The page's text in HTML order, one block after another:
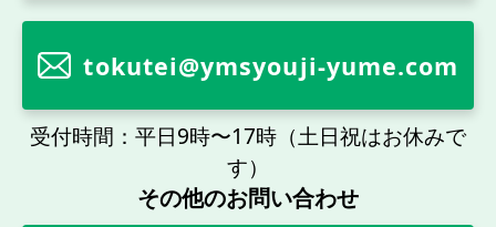
tokutei@ymsyouji-yume.com
受付時間：平日9時〜17時（土日祝はお休みで
す）
その他のお問い合わせ